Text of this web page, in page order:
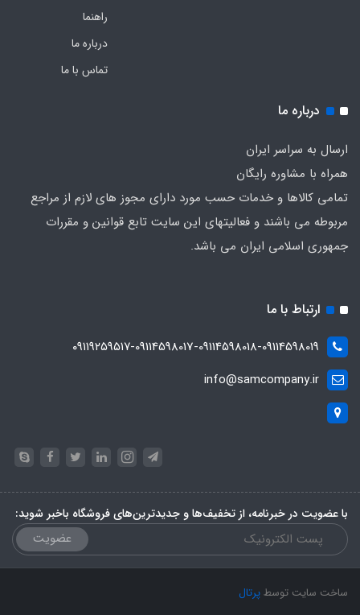
راهنما
درباره ما
تماس با ما
درباره ما
ارسال به سراسر ایران
همراه با مشاوره رایگان
تمامی کالاها و خدمات حسب مورد دارای مجوز های لازم از مراجع
مربوطه می باشند و فعالیتهای این سایت تابع قوانین و مقررات
جمهوری اسلامی ایران می باشد.
ارتباط با ما
۰۹۱۱۹۲۵۹۵۱۷-09114598017-09114598018-09114598019
info@samcompany.ir
با عضویت در خبرنامه، از تخفیف‌ها و جدیدترین‌های فروشگاه باخبر شوید:
عضویت
ساخت سایت توسطپرتال